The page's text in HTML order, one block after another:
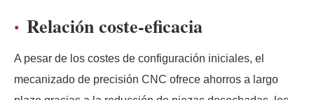
Relación coste-eficacia
A pesar de los costes de configuración iniciales, el
mecanizado de precisión CNC ofrece ahorros a largo